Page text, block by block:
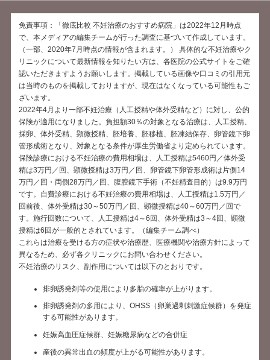
免責事項：「徹底比較 不妊治療のおすすめ病院」は2022年12月時点
で、本メディアの編集チームが行った調査に基づいて作成しています。
（一部、2020年7月時点の情報が含まれます。） 具体的な不妊治療やク
リニックについて最新情報を知りたい方は、各医院の公式サイトをご確
認いただきますようお願いします。掲載している画像や口コミの引用元
は当時のものを掲載しておりますが、現在はなくなっている可能性もご
ざいます。
2022年4月より一部不妊治療（人工授精や体外受精など）に対し、公的
保険が適用になりました。負担額30％の対象となる治療は、人工授精、
採卵、体外受精、顕微授精、胚培養、胚移植、胚凍結保存、卵管鏡下卵
管形成術となり、対象となる条件が厚生労働省より定められています。
保険診療における不妊治療の費用相場は、人工授精は5460円／体外受
精は3万円／回、顕微授精は3万円／回、卵管鏡下卵管形成術は片側14
万円／回・両側28万円／回、腹腔鏡下手術（不妊精査目的）は9.9万円
です。自費診療における不妊治療の費用相場は、人工授精は1.5万円／
回前後、体外受精は30～50万円／回、顕微授精は40～60万円／回で
す。施行回数について、人工授精は4～6回、体外受精は3～4回、顕微
授精は6回が一般的とされています。（編集チーム調べ）
これらは治療を受ける方の症状や治療歴、医療機関や治療方針によって
異なるため、必ず各クリニックにお問い合わせください。
不妊治療のリスク、副作用については以下のとおりです。
排卵誘発剤等の使用により多胎の確率が上がります。
排卵誘発剤の多用により、OHSS（卵巣過剰刺激症候群）を発症
する可能性があります。
妊娠高血圧症候群、妊娠糖尿病などの合併症
産後の異常出血の頻度が上がる可能性があります。